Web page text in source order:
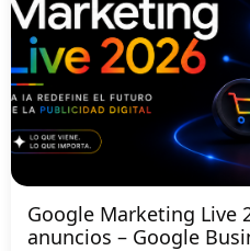
Google Marketing Live
anuncios – Google